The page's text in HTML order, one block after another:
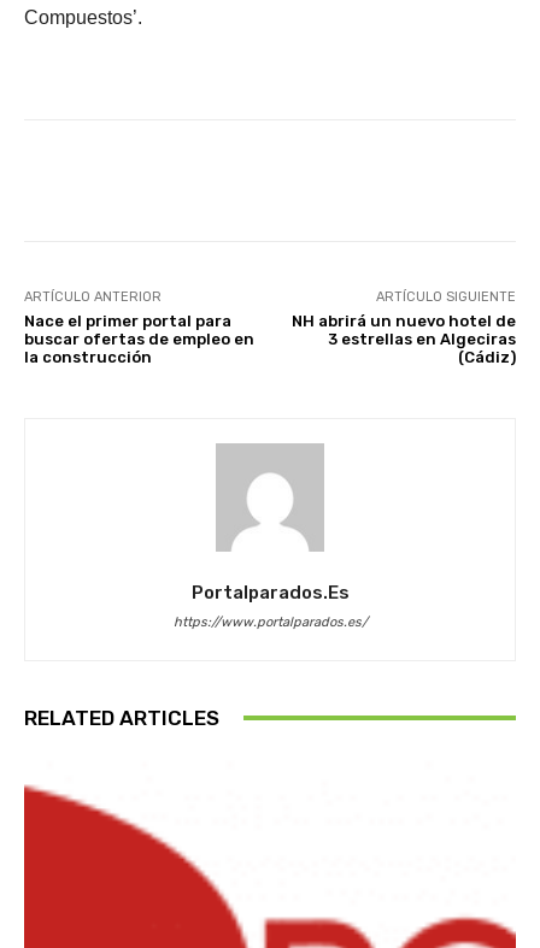
Compuestos’.
ARTÍCULO ANTERIOR
Nace el primer portal para
buscar ofertas de empleo en
la construcción
ARTÍCULO SIGUIENTE
NH abrirá un nuevo hotel de
3 estrellas en Algeciras
(Cádiz)
Portalparados.es
https://www.portalparados.es/
RELATED ARTICLES